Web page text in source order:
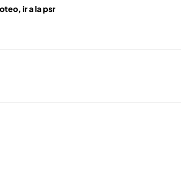
ir a la psr